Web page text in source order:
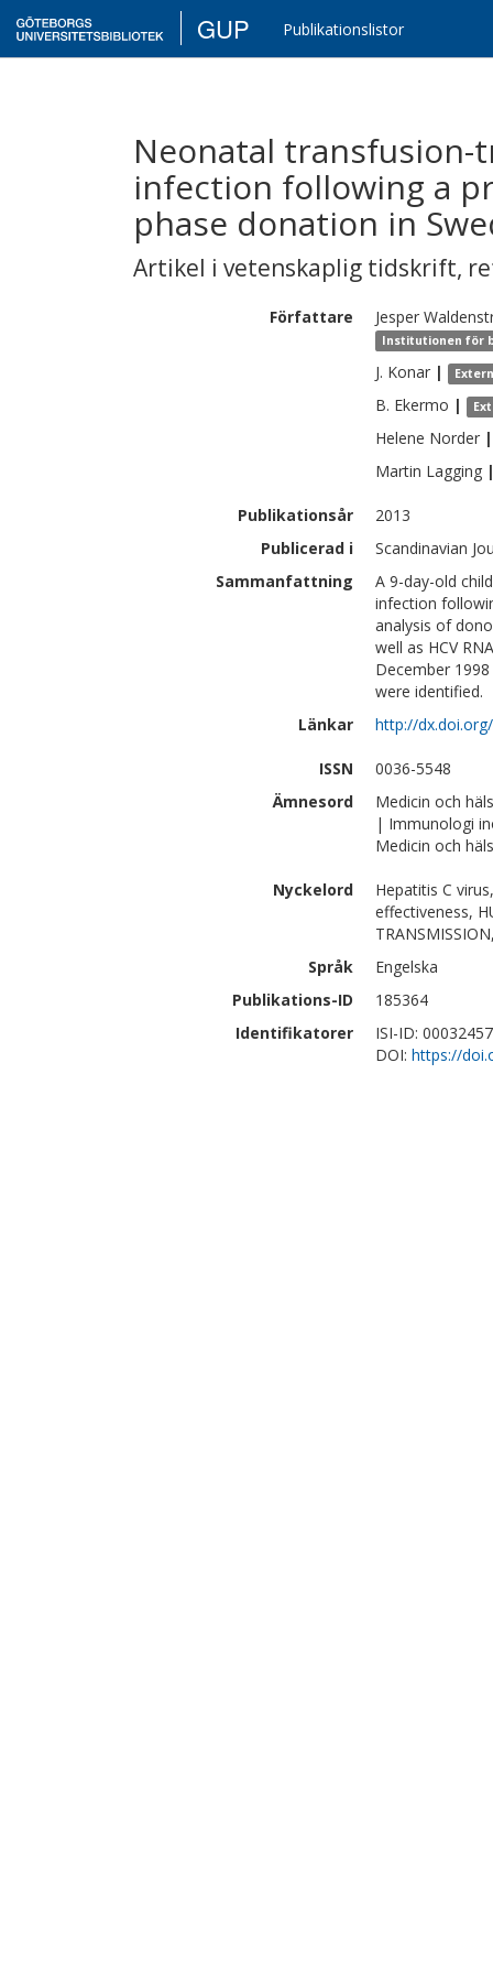
GUP Publikationslistor
Neonatal
infection following a
phase donation in
Artikel i vetenskaplig tidskrift,
Författare Jesper
Institutionen för
J. Konar |
B. Ekermo |
Helene Norder |
Martin Lagging
Publikationsår
2013
Publicerad i
Scandinavian
Sammanfattning
A 9-day-old
infection
analysis of
well as HCV
December
were identified.
Länkar
http://
ISSN
0036-5548
Ämnesord
Medicin och
| Immunologi
Medicin och
Nyckelord
Hepatitis C
effectiveness,
Språk
Engelska
Publikations-ID
185364
Identifikatorer
ISI-ID:
DOI: https://